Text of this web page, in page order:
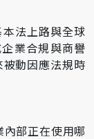
法上路與全球
業合規與商譽
動因應法規時
部正在使用哪